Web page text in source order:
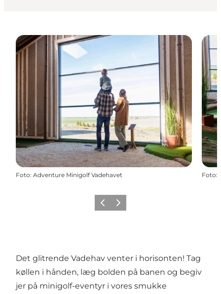
Foto: Adventure Minigolf Vadehavet Foto:
ForrigeNæste
Det glitrende Vadehav venter i horisonten! Tag
køllen i hånden, læg bolden på banen og begiv
jer på minigolf-eventyr i vores smukke